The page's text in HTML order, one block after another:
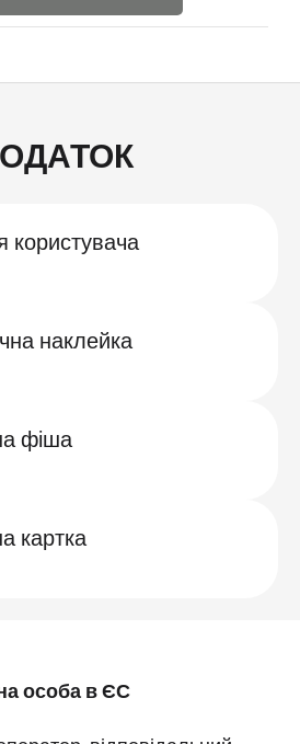
користувача
наклейка
фіша
картка
особа в ЄС